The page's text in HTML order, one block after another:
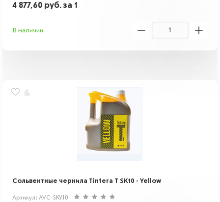
4 877,60 руб.за 1
В наличии
Cольвентные чернила Tintera T SK10 - Yellow
Артикул: AVC-SKY10